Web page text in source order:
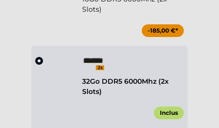
Slots)
-185,00 €*
32Go DDR5 6000Mhz (2x
Slots)
Inclus